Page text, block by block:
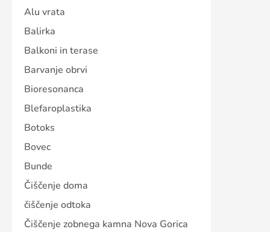
Alu vrata
Balirka
Balkoni in terase
Barvanje obrvi
Bioresonanca
Blefaroplastika
Botoks
Bovec
Bunde
Čiščenje doma
čiščenje odtoka
Čiščenje zobnega kamna Nova Gorica